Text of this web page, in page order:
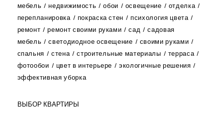
мебель
недвижимость обои освещение
отделка
перепланировка
покраска стен
психология цвета
ремонт
ремонт своими руками сад
садовая
мебель
светодиодное освещение
своими руками
спальня
стена строительные материалы
терраса
фотообои
цвет в интерьере
экологичные решения
эффективная уборка
ВЫБОР КВАРТИРЫ